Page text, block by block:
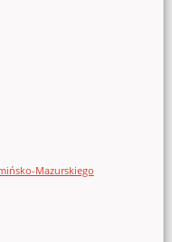
Mazurskiego